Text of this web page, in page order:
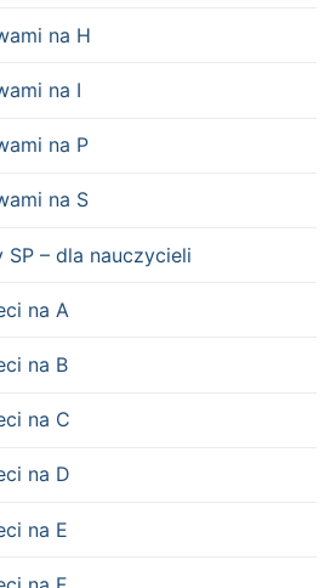
na H
na I
na P
na S
– dla nauczycieli
na A
na B
na C
na D
na E